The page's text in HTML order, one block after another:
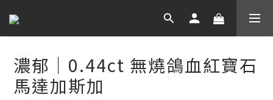
濃郁｜0.44ct 無燒鴿血紅寶石
馬達加斯加